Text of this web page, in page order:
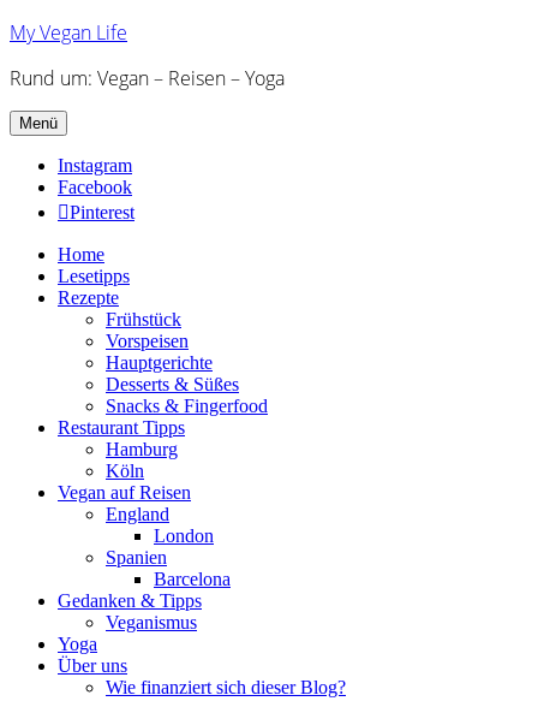
My Vegan Life
Rund um: Vegan – Reisen – Yoga
Menü
Instagram
Facebook
Pinterest
Home
Lesetipps
Rezepte
Frühstück
Vorspeisen
Hauptgerichte
Desserts & Süßes
Snacks & Fingerfood
Restaurant Tipps
Hamburg
Köln
Vegan auf Reisen
England
London
Spanien
Barcelona
Gedanken & Tipps
Veganismus
Yoga
Über uns
Wie finanziert sich dieser Blog?